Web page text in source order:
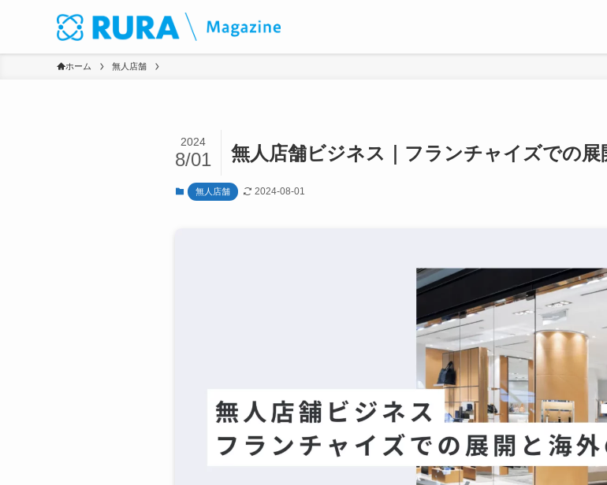
ホーム 無人店舗
無人店舗ビジネス｜フランチャイズでの展
2024
8/01
無人店舗 2024-08-01